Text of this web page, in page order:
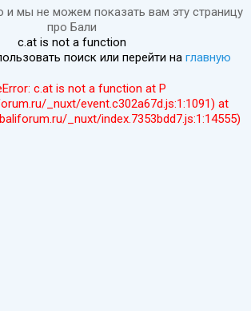
и мы не можем показать вам эту страницу
про Бали
c.at is not a function
поиск или перейти на главную
c.at is not a function at P
_nuxt/event.c302a67d.js:1:1091) at
_nuxt/index.7353bdd7.js:1:14555)